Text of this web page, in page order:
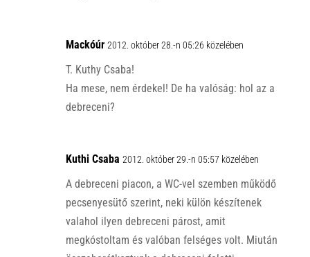
Mackóúr 2012. október 28.-n 05:26 közelében
T. Kuthy Csaba!
Ha mese, nem érdekel! De ha valóság: hol az a
debreceni?
Kuthi Csaba 2012. október 29.-n 05:57 közelében
A debreceni piacon, a WC-vel szemben működő
pecsenyesütő szerint, neki külön készítenek
valahol ilyen debreceni párost, amit
megkóstoltam és valóban felséges volt. Miután